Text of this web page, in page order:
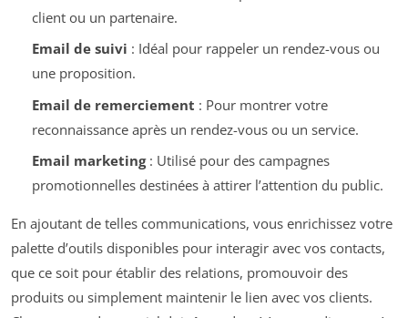
client ou un partenaire.
Email de suivi : Idéal pour rappeler un rendez-vous ou
une proposition.
Email de remerciement : Pour montrer votre
reconnaissance après un rendez-vous ou un service.
Email marketing: Utilisé pour des campagnes
promotionnelles destinées à attirer l’attention du public.
En ajoutant de telles communications, vous enrichissez votre
palette d’outils disponibles pour interagir avec vos contacts,
que ce soit pour établir des relations, promouvoir des
produits ou simplement maintenir le lien avec vos clients.